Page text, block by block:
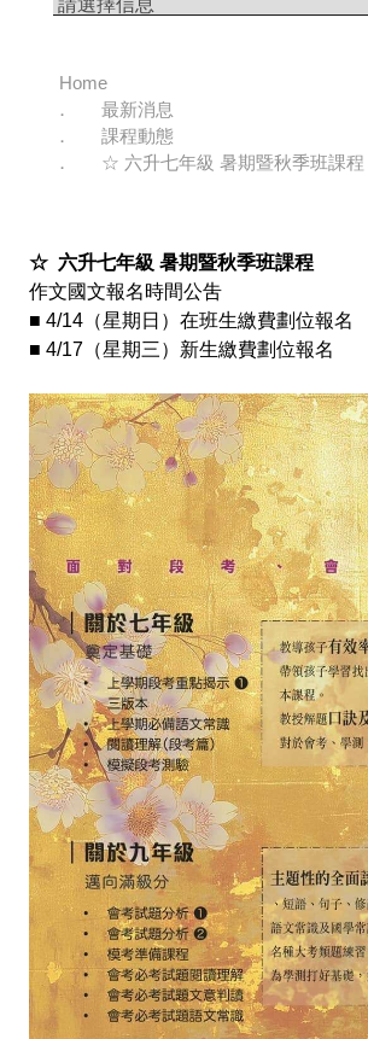
Home
最新消息
課程動態
☆ 六升七年級 暑期暨秋季班課程
☆ 六升七年級 暑期暨秋季班課程
作文國文報名時間公吿
■ 4/14（星期日）在班生繳費劃位報名
■ 4/17（星期三）新生繳費劃位報名